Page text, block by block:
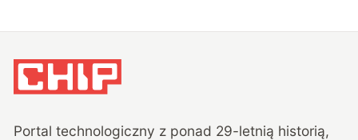
Portal technologiczny z ponad 29-letnią historią,